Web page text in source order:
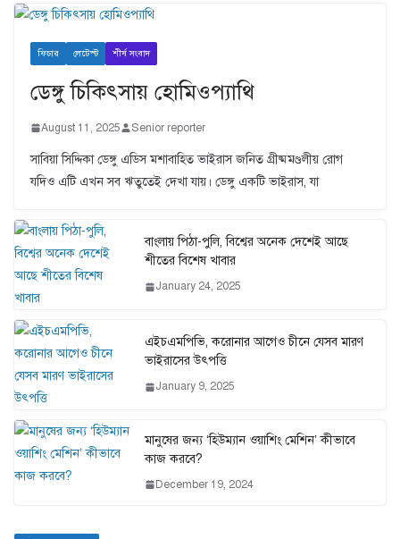
ফিচার লেটেস্ট শীর্ষ সংবাদ
ডেঙ্গু চিকিৎসায় হোমিওপ্যাথি
August 11, 2025 Senior reporter
সাবিয়া সিদ্দিকা ডেঙ্গু এডিস মশাবাহিত ভাইরাস জনিত গ্রীষ্মমণ্ডলীয় রোগ
যদিও এটি এখন সব ঋতুতেই দেখা যায়। ডেঙ্গু একটি ভাইরাস, যা
বাংলায় পিঠা-পুলি, বিশ্বের অনেক দেশেই আছে
শীতের বিশেষ খাবার
January 24, 2025
এইচএমপিভি, করোনার আগেও চীনে যেসব মারণ
ভাইরাসের উৎপত্তি
January 9, 2025
মানুষের জন্য ‘হিউম্যান ওয়াশিং মেশিন’ কীভাবে
কাজ করবে?
December 19, 2024